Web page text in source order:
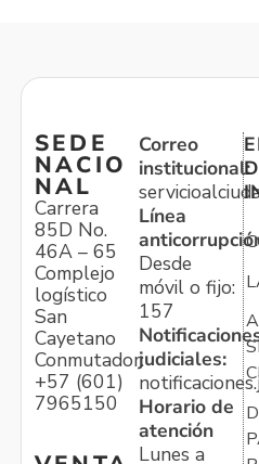
SEDE
NACIO
NAL
Carrera
85D No.
46A – 65
Complejo
logístico
San
Cayetano
Conmutador:
+57 (601)
7965150
Correo
institucional:
Línea
Desde
móvil o fijo:
157
judiciales:
Horario de
atención
Lunes a